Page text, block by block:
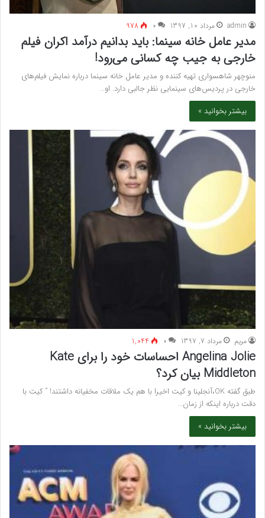
admin مرداد 10, 1397 ۰ 978
مدیر عامل خانه سینما: باید بدانیم درآمد اکران فیلم
خارجی به جیب چه کسانی می‌رود!
منوچهر شاهسواری تهیه کننده و مدیر عامل خانه سینما درباره نمایش فیلم‌های
خارجی در پردیس‌های سینمایی نظر جالبی دارد. او…
بیشتر بخوانید »
مريم مرداد 7, 1397 ۰ 1,044
Angelina Jolie احساسات خود را برای Kate
Middleton بیان کرد؟
طبق گفته OK،آنجلینا و کیت اخیرا با هم یک ملاقات مخفیانه داشتند! ” کیت با
دقت درباره اینکه از زمان…
بیشتر بخوانید »